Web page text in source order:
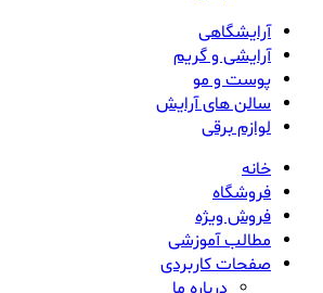
آرایشگاهی
آرایشی و گریم
پوست و مو
سالن های آرایش
لوازم برقی
خانه
فروشگاه
فروش ویژه
مطالب آموزشی
صفحات کاربردی